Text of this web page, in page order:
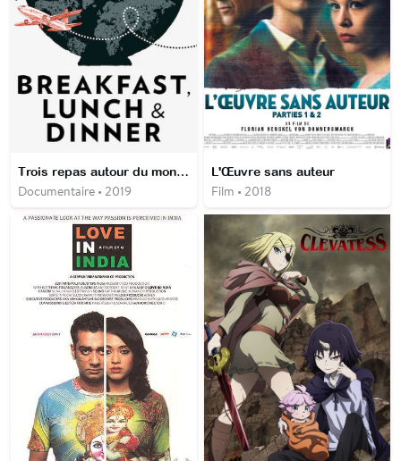
Trois repas autour du monde
Documentaire • 2019
L'Œuvre sans auteur
Film • 2018